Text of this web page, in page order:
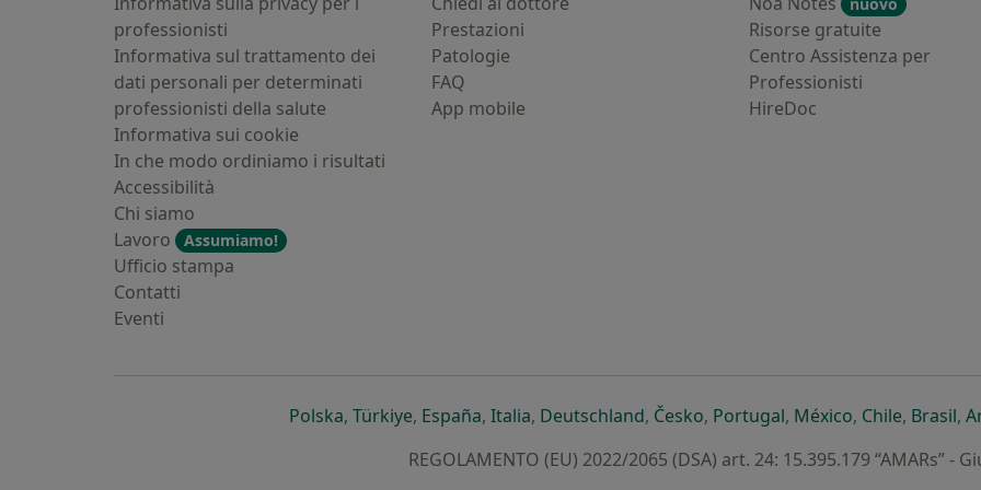
professionisti
Informativa sul trattamento dei
dati personali per determinati
professionisti della salute
Informativa sui cookie
In che modo ordiniamo i risultati
Accessibilità
Chi siamo
Lavoro
Assumiamo!
Ufficio stampa
Contatti
Eventi
Prestazioni
Patologie
FAQ
App mobile
Risorse gratuite
Centro Assistenza per
Professionisti
HireDoc
Polskasi apre in una nuova scheda
, Türkiyesi apre in una nuova scheda
, Españasi apre in una nuova scheda
, Italiasi apre in una nuova scheda
, Deutschlandsi apre in una nuova scheda
, Českosi apre in una nuova scheda
, Portugalsi apre in una nuova
, Méxicosi apre in una
, Chilesi apre in
, Brasilsi
,
REGOLAMENTO (EU) 2022/2065 (DSA) art. 24: 15.395.179 “AMARs” -